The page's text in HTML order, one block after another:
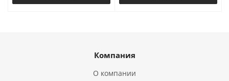
Компания
О компании